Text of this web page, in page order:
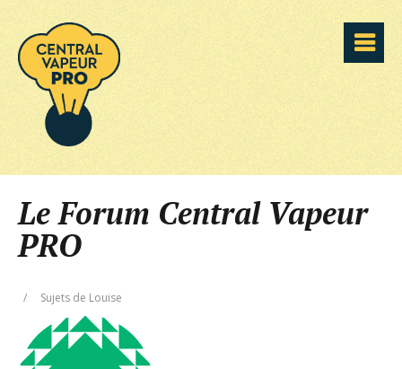
Le Forum Central Vapeur
PRO
/ Sujets de Louise